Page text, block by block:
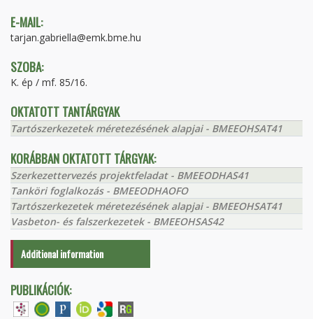
E-MAIL:
tarjan.gabriella@emk.bme.hu
SZOBA:
K. ép / mf. 85/16.
OKTATOTT TANTÁRGYAK
Tartószerkezetek méretezésének alapjai - BMEEOHSAT41
KORÁBBAN OKTATOTT TÁRGYAK:
Szerkezettervezés projektfeladat - BMEEODHAS41
Tanköri foglalkozás - BMEEODHAOFO
Tartószerkezetek méretezésének alapjai - BMEEOHSAT41
Vasbeton- és falszerkezetek - BMEEOHSAS42
Additional information
PUBLIKÁCIÓK: